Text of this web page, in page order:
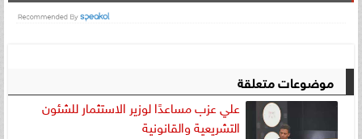
موضوعات متعلقة
علي عزب مساعدًا لوزير الاستثمار للشئون
التشريعية والقانونية